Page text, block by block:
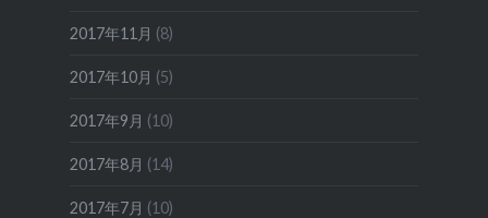
2017年11月 (8)
2017年10月 (5)
2017年9月 (10)
2017年8月 (14)
2017年7月 (10)